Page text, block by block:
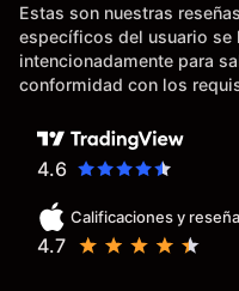
existentes en el
tardan días o
burocracia; y la
hecho de operar
determinado,
spread y al
Mientras más
dinero te
Estas son nuestras
específicos del usuario se
intencionadamente para
conformidad con los
4.6
Calificaciones y
4.7